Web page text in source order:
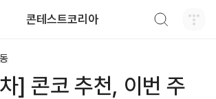
콘테스트코리아
] 콘코 추천, 이번 주